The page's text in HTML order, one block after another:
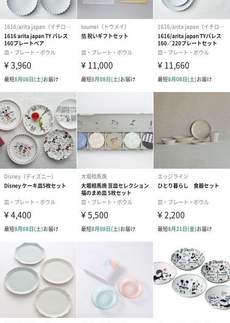
結婚祝いギフトへの＋αにおすすめです。新生活を彩るギフトオプ
ションをご用意いたしました。
商品と同梱してお届けいたします。
ブライダルロリポップ
ドレス（いちご味)
（1,122円）
ブライダルロリポップ
タキシード（コーラ味)
（1,122円）
夫婦箸と箸置
（2,420円）
生花
生花のブーケを同梱します。
※9-15時にご注文いただく場合、最短のお届け可能日が通常より
も1日遅くなります。